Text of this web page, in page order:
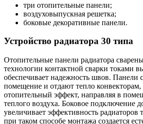
три отопительные панели;
воздуховыпускная решетка;
боковые декоративные панели.
Устройство радиатора 30 типа
Отопительные панели радиатора
технологии контактной сварки токами
обеспечивает надежность швов. Панели
помещение и отдают тепло
отопительный эффект, направляя в
теплого воздуха. Боковое подключение
увеличивает эффективность радиаторов
при таком способе монтажа создается